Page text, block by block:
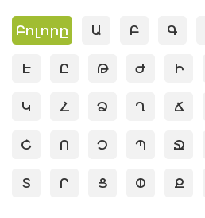
Բոլորը Ա Բ Գ
Է Ը Թ Ժ Ի
Կ Հ Ձ Ղ Ճ
Շ Ո Չ Պ Ջ
Տ Ր Ց Փ Ք